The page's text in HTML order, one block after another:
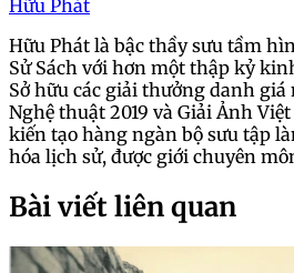
Hữu Phát
Hữu Phát là bậc thầy sưu tầm
Sử Sách với hơn một thập kỷ
Sở hữu các giải thưởng danh giá
Nghệ thuật 2019 và Giải Ảnh
kiến tạo hàng ngàn bộ sưu tập
hóa lịch sử, được giới chuyên
Bài viết liên quan